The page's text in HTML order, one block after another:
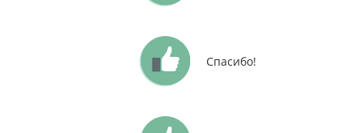
Спасибо!